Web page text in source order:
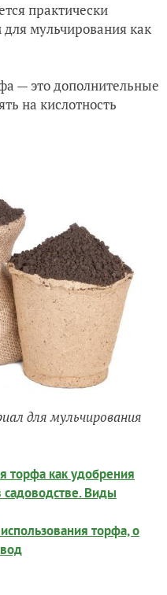
практически
мульчирования как
— это дополнительные
на кислотность
для мульчирования
торфа как удобрения
садоводстве. Виды
торфа, о